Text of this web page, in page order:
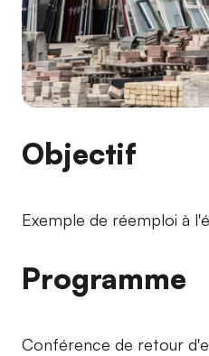
Objectif
Exemple de réemploi à
Programme
Conférence de retour